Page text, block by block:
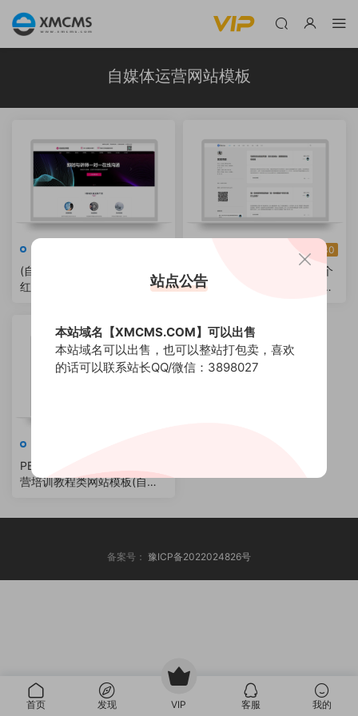
自媒体运营网站模板
会员模版
(自适应手机端)响应式抖音网
红培训机构pbootcms网站模
30
(自适应手机版)响应式极简个
人博客自媒体类pbootcms模
PBOOTCMS响应式自媒体运
营培训教程类网站模板(自适
备案号： 豫ICP备2022024826号
首页 发现 VIP 客服 我的
站点公告
本站域名【XMCMS.COM】可以出售
本站域名可以出售，也可以整站打包卖，喜欢
的话可以联系站长QQ/微信：3898027